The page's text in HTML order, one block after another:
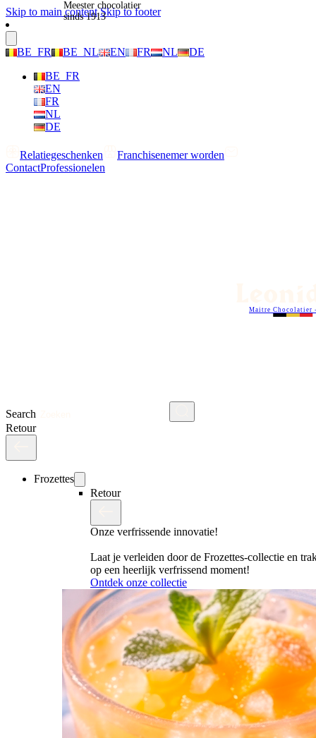
Skip to main content Skip to footer
BE_FR BE_NL EN FR NL
DE
BE_FR
EN
FR
NL
DE
Relatiegeschenken
Franchisenemer worden
ContactProfessionelen
Search
Maitre Chocolatier
Retour
Frozettes
Retour
Onze verfrissende innovatie!
Laat je verleiden door de Frozettes-collectie en
op een heerlijk verfrissend moment!
Ontdek onze collectie
Meester chocolatier
sinds 1913